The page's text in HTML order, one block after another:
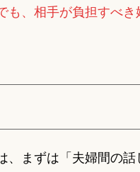
も、相手が負担すべ
まずは「夫婦間の話